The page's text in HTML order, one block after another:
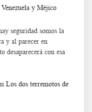
y Méjico
seguridad somos la
y al parecer en
desaparecerá con esa
Los dos terremotos de